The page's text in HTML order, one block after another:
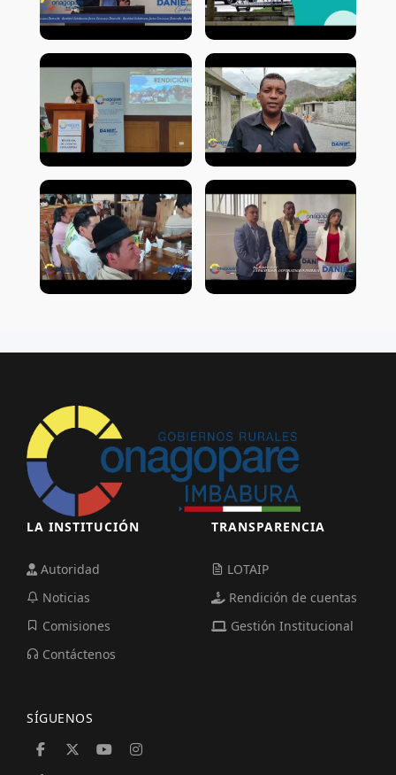
LA INSTITUCIÓN
Autoridad
Noticias
Comisiones
Contáctenos
TRANSPARENCIA
LOTAIP
Rendición de cuentas
Gestión Institucional
SÍGUENOS